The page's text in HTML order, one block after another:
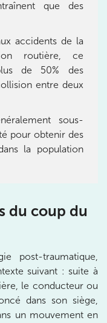
que des
accidents de la
routière, ce
de 50% des
entre deux
sous-
pour obtenir des
la population
du coup du
post-traumatique,
suivant : suite à
le conducteur ou
dans son siège,
un mouvement en
Boulogne-
Boulogne-Billancourt